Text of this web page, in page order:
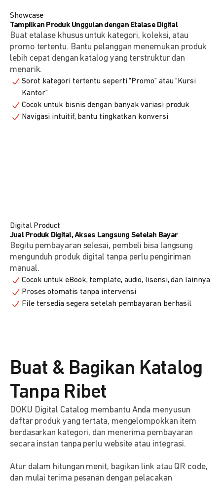
Showcase
Tampilkan Produk Unggulan dengan Etalase Digital
Buat etalase khusus untuk kategori, koleksi, atau
promo tertentu. Bantu pelanggan menemukan produk
lebih cepat dengan katalog yang terstruktur dan
menarik.
Sorot kategori tertentu seperti “Promo” atau “Kursi
Kantor”
Cocok untuk bisnis dengan banyak variasi produk
Navigasi intuitif, bantu tingkatkan konversi
Digital Product
Jual Produk Digital, Akses Langsung Setelah Bayar
Begitu pembayaran selesai, pembeli bisa langsung
mengunduh produk digital tanpa perlu pengiriman
manual.
Cocok untuk eBook, template, audio, lisensi, dan lainnya
Proses otomatis tanpa intervensi
File tersedia segera setelah pembayaran berhasil
Buat & Bagikan Katalog
Tanpa Ribet
DOKU Digital Catalog membantu Anda menyusun
daftar produk yang tertata, mengelompokkan item
berdasarkan kategori, dan menerima pembayaran
secara instan tanpa perlu website atau integrasi.
Atur dalam hitungan menit, bagikan link atau QR code,
dan mulai terima pesanan dengan pelacakan